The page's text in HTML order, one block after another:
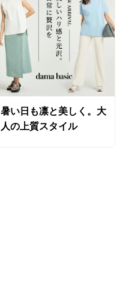
暑い日も凛と美しく。大
人の上質スタイル